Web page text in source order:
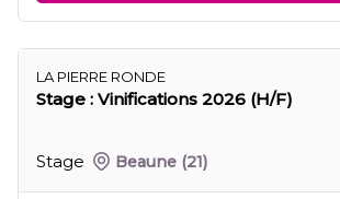
LA PIERRE RONDE
Stage : Vinifications 2026 (H/F)
Stage Beaune (21)